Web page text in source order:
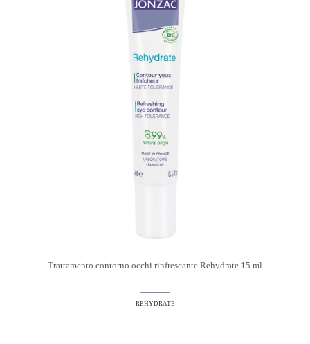
Trattamento contorno occhi rinfrescante Rehydrate 15 ml
REHYDRATE